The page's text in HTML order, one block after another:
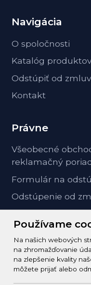
Používame
Na našich webových
na zhromažďovanie
na zlepšenie kvality
môžete prijať alebo
Navigácia
O spoločnosti
Katalóg
Odstúpiť od
Kontakt
Právne
Všeobecné
reklamačný
Formulár na
Odstúpenie od
GDPR ochrana
Kontakt